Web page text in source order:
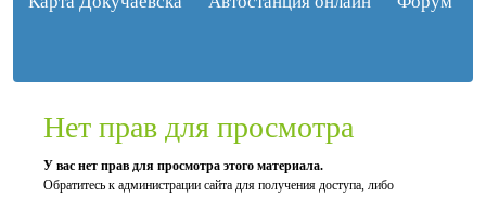
Нет прав для просмотра
У вас нет прав для просмотра этого материала.
Обратитесь к администрации сайта для получения доступа, либо